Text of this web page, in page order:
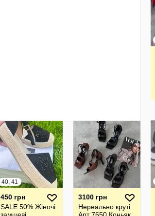
40, 41
450 грн
SALE 50% Жіночі
3100 грн
Нереально круті